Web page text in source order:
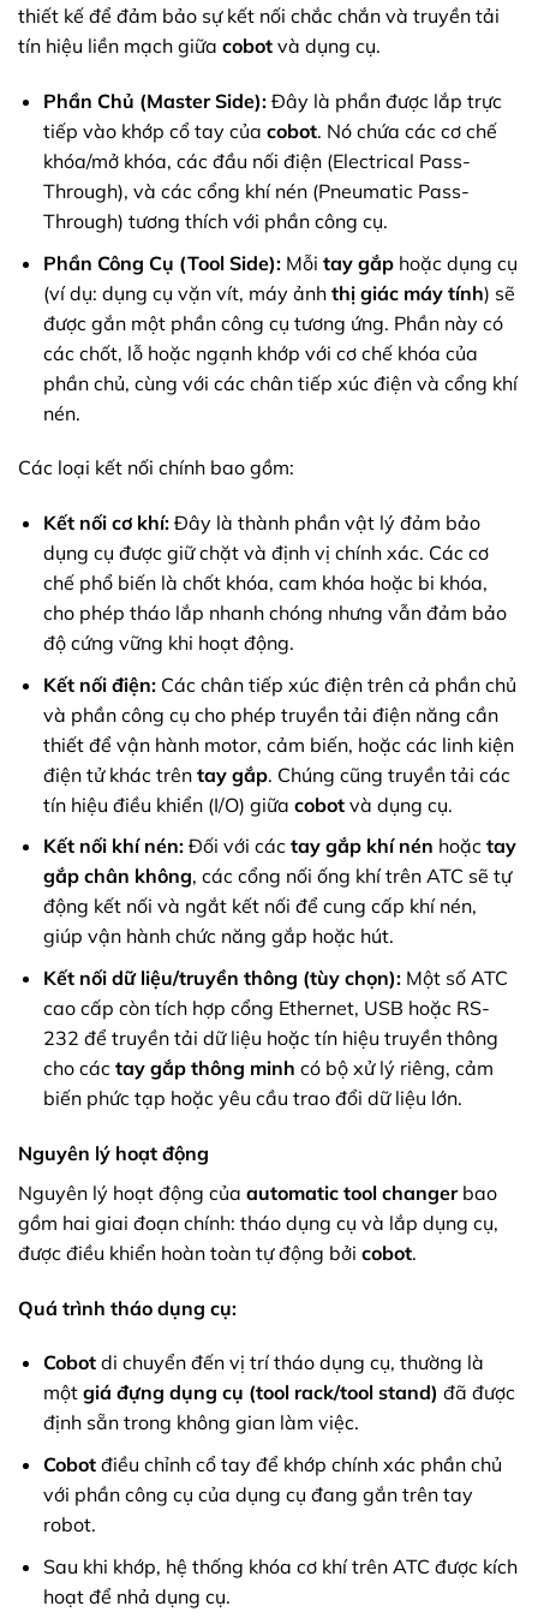
thiết kế để đảm bảo sự kết nối chắc chắn và truyền tải
tín hiệu liền mạch giữa cobot và dụng cụ.
Phần Chủ (Master Side):Đây là phần được lắp trực
tiếp vào khớp cổ tay của cobot. Nó chứa các cơ chế
khóa/mở khóa, các đầu nối điện (Electrical Pass-
Through), và các cổng khí nén (Pneumatic Pass-
Through) tương thích với phần công cụ.
Phần Công Cụ (Tool Side):Mỗi tay gắphoặc dụng cụ
(ví dụ: dụng cụ vặn vít, máy ảnh thị giác máy tính) sẽ
được gắn một phần công cụ tương ứng. Phần này có
các chốt, lỗ hoặc ngạnh khớp với cơ chế khóa của
phần chủ, cùng với các chân tiếp xúc điện và cổng khí
nén.
Các loại kết nối chính bao gồm:
Kết nối cơ khí:Đây là thành phần vật lý đảm bảo
dụng cụ được giữ chặt và định vị chính xác. Các cơ
chế phổ biến là chốt khóa, cam khóa hoặc bi khóa,
cho phép tháo lắp nhanh chóng nhưng vẫn đảm bảo
độ cứng vững khi hoạt động.
Kết nối điện:Các chân tiếp xúc điện trên cả phần chủ
và phần công cụ cho phép truyền tải điện năng cần
thiết để vận hành motor, cảm biến, hoặc các linh kiện
điện tử khác trên tay gắp. Chúng cũng truyền tải các
tín hiệu điều khiển (I/O) giữa cobotvà dụng cụ.
Kết nối khí nén:Đối với các tay gắp khí nén hoặc tay
gắp chân không, các cổng nối ống khí trên ATC sẽ tự
động kết nối và ngắt kết nối để cung cấp khí nén,
giúp vận hành chức năng gắp hoặc hút.
Kết nối dữ liệu/truyền thông (tùy chọn):Một số ATC
cao cấp còn tích hợp cổng Ethernet, USB hoặc RS-
232 để truyền tải dữ liệu hoặc tín hiệu truyền thông
cho các tay gắp thông minh có bộ xử lý riêng, cảm
biến phức tạp hoặc yêu cầu trao đổi dữ liệu lớn.
Nguyên lý hoạt động
Nguyên lý hoạt động của automatic tool changerbao
gồm hai giai đoạn chính: tháo dụng cụ và lắp dụng cụ,
được điều khiển hoàn toàn tự động bởi cobot.
Quá trình tháo dụng cụ:
Cobotdi chuyển đến vị trí tháo dụng cụ, thường là
một giá đựng dụng cụ (tool rack/tool stand) đã được
định sẵn trong không gian làm việc.
Cobotđiều chỉnh cổ tay để khớp chính xác phần chủ
với phần công cụ của dụng cụ đang gắn trên tay
robot.
Sau khi khớp, hệ thống khóa cơ khí trên ATC được kích
hoạt để nhả dụng cụ.